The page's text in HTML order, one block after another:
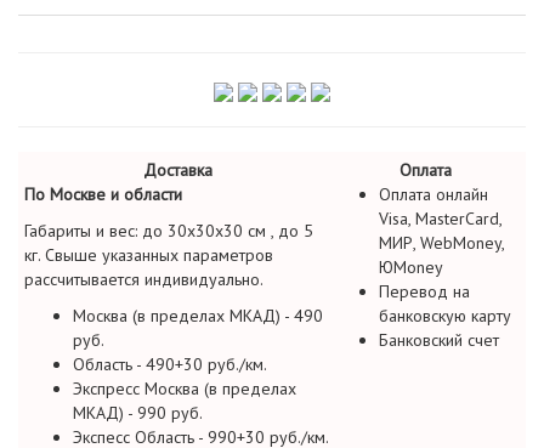
Доставка
Оплата
По Москве и области
Габариты и вес: до 30х30х30 см , до 5
кг. Свыше указанных параметров
рассчитывается индивидуально.
Москва (в пределах МКАД) - 490
руб.
Область - 490+30 руб./км.
Экспресс Москва (в пределах
МКАД) - 990 руб.
Экспесс Область - 990+30 руб./км.
Оплата онлайн
Visa, MasterCard,
МИР, WebMoney,
ЮMoney
Перевод на
банковскую карту
Банковский счет